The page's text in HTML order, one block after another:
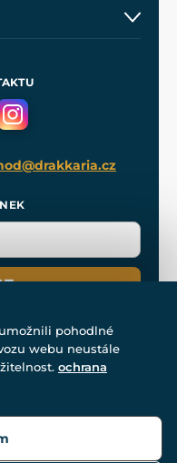
2007-2026.
pohodlné
webu neustále
ochrana